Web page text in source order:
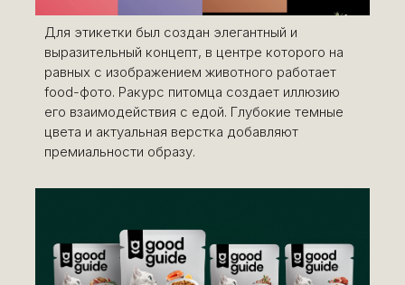
Для этикетки был создан элегантный и
выразительный концепт, в центре которого на
равных с изображением животного работает
food-фото. Ракурс питомца создает иллюзию
его взаимодействия с едой. Глубокие темные
цвета и актуальная верстка добавляют
премиальности образу.